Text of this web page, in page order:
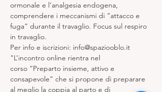
ormonale e l’analgesia endogena,
comprendere i meccanismi di “attacco e
fuga” durante il travaglio. Focus sul respiro
in travaglio.
Per info e iscrizioni: info@spaziooblo.it
"L’incontro online rientra nel
corso “Preparto insieme, attivo e
consapevole” che si propone di preparare
al meglio la coppia al parto e di